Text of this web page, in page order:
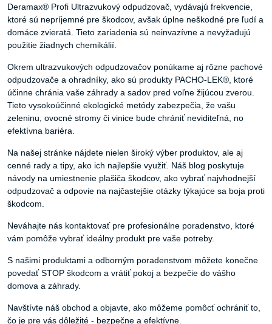
Deramax® Profi Ultrazvukový odpudzovač, vydávajú frekvencie,
ktoré sú nepríjemné pre škodcov, avšak úplne neškodné pre ľudí a
domáce zvieratá. Tieto zariadenia sú neinvazívne a nevyžadujú
použitie žiadnych chemikálií.
Okrem ultrazvukových odpudzovačov ponúkame aj rôzne pachové
odpudzovače a ohradníky, ako sú produkty PACHO-LEK®, ktoré
účinne chránia vaše záhrady a sadov pred voľne žijúcou zverou.
Tieto vysokoúčinné ekologické metódy zabezpečia, že vašu
zeleninu, ovocné stromy či vinice bude chrániť neviditeľná, no
efektívna bariéra.
Na našej stránke nájdete nielen široký výber produktov, ale aj
cenné rady a tipy, ako ich najlepšie využiť. Náš blog poskytuje
návody na umiestnenie plašiča škodcov, ako vybrať najvhodnejší
odpudzovač a odpovie na najčastejšie otázky týkajúce sa boja proti
škodcom.
Neváhajte nás kontaktovať pre profesionálne poradenstvo, ktoré
vám pomôže vybrať ideálny produkt pre vaše potreby.
S našimi produktami a odborným poradenstvom môžete konečne
povedať STOP škodcom a vrátiť pokoj a bezpečie do vášho
domova a záhrady.
Navštívte náš obchod a objavte, ako môžeme pomôcť ochrániť to,
čo je pre vás dôležité - bezpečne a efektívne.